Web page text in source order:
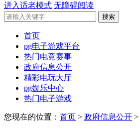
进入适老模式 无障碍阅读
首页
pg电子游戏平台
热门电竞赛事
政府信息公开
精彩电玩大厅
pg娱乐中心
热门电子游戏
您现在的位置： 首页 > 政府信息公开 >